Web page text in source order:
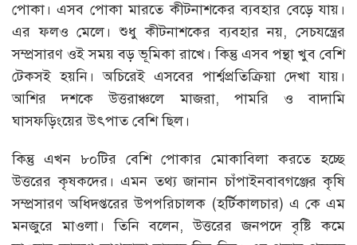
পোকা। এসব পোকা মারতে কীটনাশকের ব্যবহার বেড়ে যায়।
এর ফলও মেলে। শুধু কীটনাশকের ব্যবহার নয়, সেচযন্ত্রের
সম্প্রসারণ ওই সময় বড় ভূমিকা রাখে। কিন্তু এসব পন্থা খুব বেশি
টেকসই হয়নি। অচিরেই এসবের পার্শ্বপ্রতিক্রিয়া দেখা যায়।
আশির দশকে উত্তরাঞ্চলে মাজরা, পামরি ও বাদামি
ঘাসফড়িংয়ের উৎপাত বেশি ছিল।
কিন্তু এখন ৮০টির বেশি পোকার মোকাবিলা করতে হচ্ছে
উত্তরের কৃষকদের। এমন তথ্য জানান চাঁপাইনবাবগঞ্জের কৃষি
সম্প্রসারণ অধিদপ্তরের উপপরিচালক (হর্টিকালচার) এ কে এম
মনজুরে মাওলা। তিনি বলেন, উত্তরের জনপদে বৃষ্টি কমে